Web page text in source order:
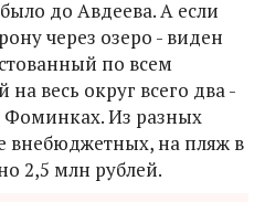
до Авдеева. А если
через озеро - виден
по всем
весь округ всего два -
Фоминках. Из разных
внебюджетных, на пляж в
2,5 млн рублей.